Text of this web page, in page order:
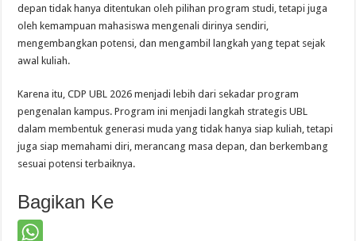
depan tidak hanya ditentukan oleh pilihan program studi, tetapi juga
oleh kemampuan mahasiswa mengenali dirinya sendiri,
mengembangkan potensi, dan mengambil langkah yang tepat sejak
awal kuliah.
Karena itu, CDP UBL 2026 menjadi lebih dari sekadar program
pengenalan kampus. Program ini menjadi langkah strategis UBL
dalam membentuk generasi muda yang tidak hanya siap kuliah, tetapi
juga siap memahami diri, merancang masa depan, dan berkembang
sesuai potensi terbaiknya.
Bagikan Ke